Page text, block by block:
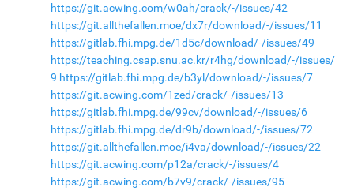
https://git.acwing.com/w0ah/crack/-/issues/42
https://git.allthefallen.moe/dx7r/download/-/issues/11
https://gitlab.fhi.mpg.de/1d5c/download/-/issues/49
https://teaching.csap.snu.ac.kr/r4hg/download/-/issues/
9 https://gitlab.fhi.mpg.de/b3yl/download/-/issues/7
https://git.acwing.com/1zed/crack/-/issues/13
https://gitlab.fhi.mpg.de/99cv/download/-/issues/6
https://gitlab.fhi.mpg.de/dr9b/download/-/issues/72
https://git.allthefallen.moe/i4va/download/-/issues/22
https://git.acwing.com/p12a/crack/-/issues/4
https://git.acwing.com/b7v9/crack/-/issues/95